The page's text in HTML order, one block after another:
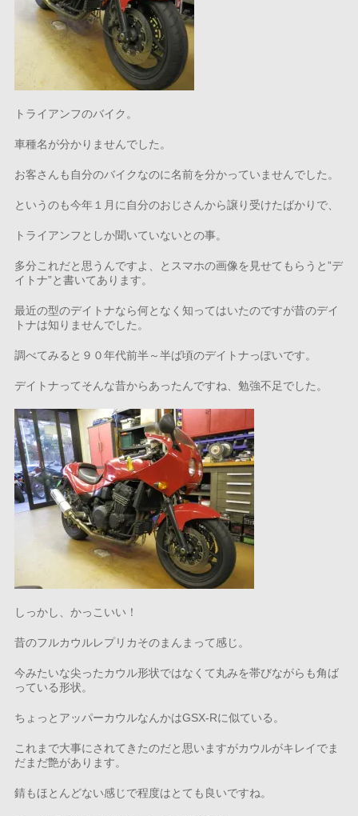
トライアンフのバイク。
車種名が分かりませんでした。
お客さんも自分のバイクなのに名前を分かっていませんでした。
というのも今年１月に自分のおじさんから譲り受けたばかりで、
トライアンフとしか聞いていないとの事。
多分これだと思うんですよ、とスマホの画像を見せてもらうと”デ
イトナ”と書いてあります。
最近の型のデイトナなら何となく知ってはいたのですが昔のデイ
トナは知りませんでした。
調べてみると９０年代前半～半ば頃のデイトナっぽいです。
デイトナってそんな昔からあったんですね、勉強不足でした。
しっかし、かっこいい！
昔のフルカウルレプリカそのまんまって感じ。
今みたいな尖ったカウル形状ではなくて丸みを帯びながらも角ば
っている形状。
ちょっとアッパーカウルなんかはGSX-Rに似ている。
これまで大事にされてきたのだと思いますがカウルがキレイでま
だまだ艶があります。
錆もほとんどない感じで程度はとても良いですね。